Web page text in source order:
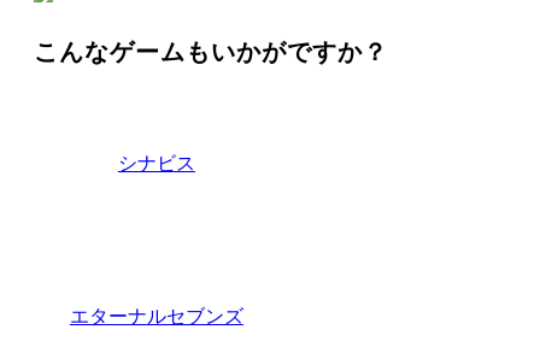
こんなゲームもいかがですか？
シナビス
エターナルセブンズ